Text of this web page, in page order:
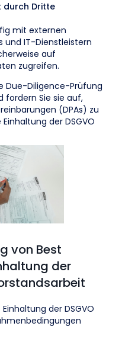
durch Dritte
mit externen
und IT-Dienstleistern
auf
zugreifen.
Due-Diligence-Prüfung
fordern Sie sie auf,
(DPAs) zu
der DSGVO
von Best
der
der DSGVO